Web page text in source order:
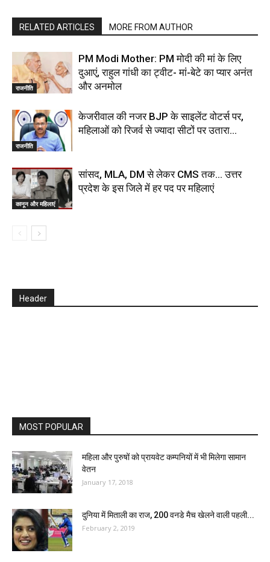
RELATED ARTICLES MORE FROM AUTHOR
राजनीति
PM Modi Mother: PM मोदी की मां के लिए
दुआएं, राहुल गांधी का ट्वीट- मां-बेटे का प्यार अनंत
और अनमोल
राजनीति
केजरीवाल की नजर BJP के साइलेंट वोटर्स पर,
महिलाओं को रिजर्व से ज्यादा सीटों पर उतारा…
कानून और महिलाएं
सांसद, MLA, DM से लेकर CMS तक… उत्तर
प्रदेश के इस जिले में हर पद पर महिलाएं
Header
MOST POPULAR
महिला और पुरुषों को प्रायवेट कम्पनियों में भी मिलेगा सामान
वेतन
January 17, 2018
दुनिया में मिताली का राज, 200 वनडे मैच खेलने वाली पहली...
February 2, 2019